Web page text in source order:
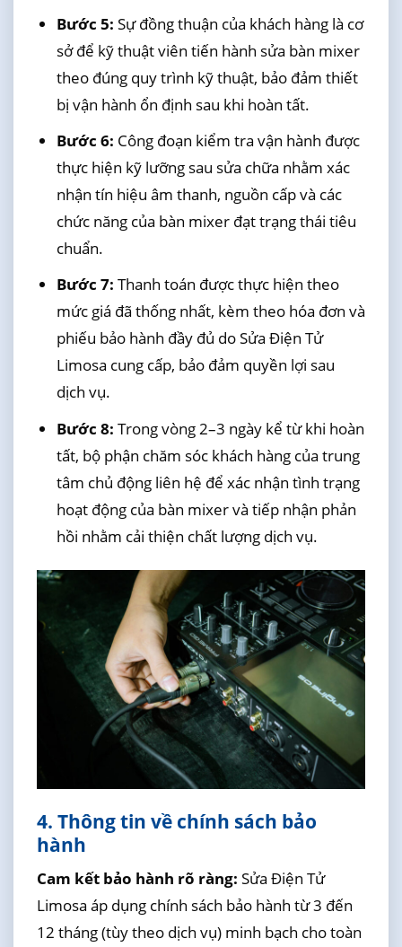
Bước 5: Sự đồng thuận của khách hàng là cơ
sở để kỹ thuật viên tiến hành sửa bàn mixer
theo đúng quy trình kỹ thuật, bảo đảm thiết
bị vận hành ổn định sau khi hoàn tất.
Bước 6: Công đoạn kiểm tra vận hành được
thực hiện kỹ lưỡng sau sửa chữa nhằm xác
nhận tín hiệu âm thanh, nguồn cấp và các
chức năng của bàn mixer đạt trạng thái tiêu
chuẩn.
Bước 7: Thanh toán được thực hiện theo
mức giá đã thống nhất, kèm theo hóa đơn và
phiếu bảo hành đầy đủ do Sửa Điện Tử
Limosa cung cấp, bảo đảm quyền lợi sau
dịch vụ.
Bước 8: Trong vòng 2–3 ngày kể từ khi hoàn
tất, bộ phận chăm sóc khách hàng của trung
tâm chủ động liên hệ để xác nhận tình trạng
hoạt động của bàn mixer và tiếp nhận phản
hồi nhằm cải thiện chất lượng dịch vụ.
4. Thông tin về chính sách bảo
hành
Cam kết bảo hành rõ ràng: Sửa Điện Tử
Limosa áp dụng chính sách bảo hành từ 3 đến
12 tháng (tùy theo dịch vụ) minh bạch cho toàn